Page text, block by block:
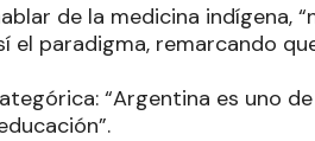
de la medicina indígena,
el paradigma, remarcando
“Argentina es uno